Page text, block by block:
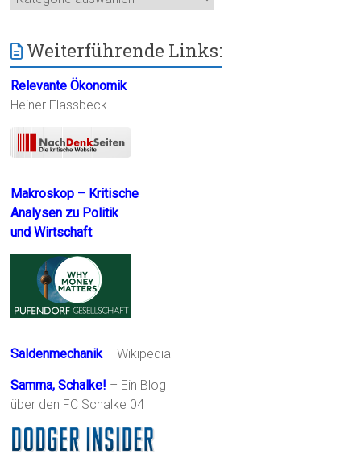
Weiterführende Links:
Relevante Ökonomik
Heiner Flassbeck
Makroskop – Kritische
Analysen zu Politik
und Wirtschaft
Saldenmechanik– Wikipedia
Samma, Schalke! – Ein Blog
über den FC Schalke 04